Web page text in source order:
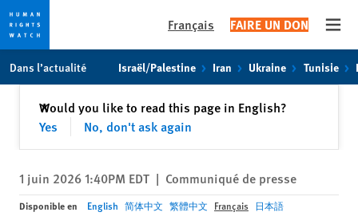
toto
content
Français FAIRE UN DON
Dans l’actualité Israël/Palestine Iran Ukraine Tunisie
Would you like to read this page in English?
Yes
No, don't ask again
✕Fermer
1 juin 2026 1:40PM EDT | Communiqué de presse
Disponible en English 简体中文 繁體中文 Français 日本語